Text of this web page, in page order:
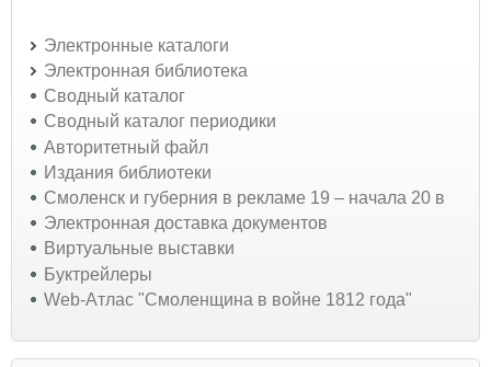
Электронные каталоги
Электронная библиотека
Сводный каталог
Сводный каталог периодики
Авторитетный файл
Издания библиотеки
Смоленск и губерния в рекламе 19 – начала 20 в
Электронная доставка документов
Виртуальные выставки
Буктрейлеры
Web-Атлас "Смоленщина в войне 1812 года"